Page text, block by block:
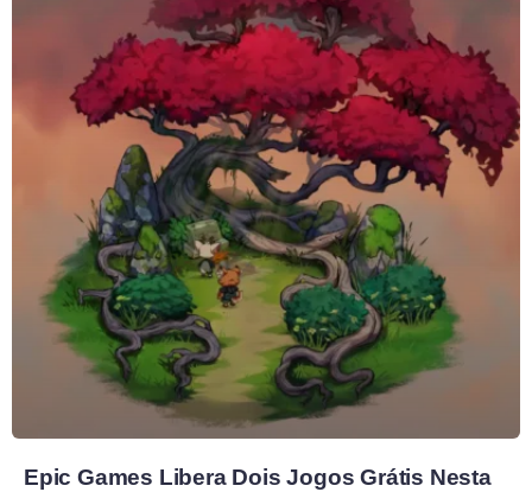
Epic Games Libera Dois Jogos Grátis Nesta